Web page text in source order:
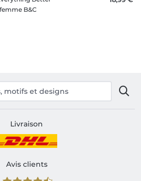
B&C
Livraison
Avis clients